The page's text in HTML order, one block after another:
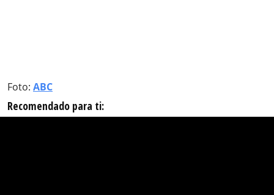
Foto: ABC
Recomendado para ti: